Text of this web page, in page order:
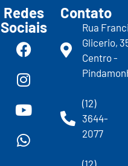
Redes
Sociais
Contato
Rua
Glicerio,
Centro -
(12)
3644-
2077
(12)